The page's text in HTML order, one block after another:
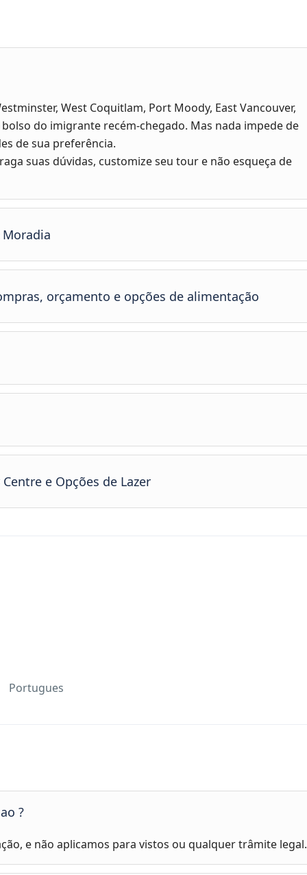
West Coquitlam, Port Moody, East Vancouver,
do imigrante recém-chegado. Mas nada impede de
de sua preferência.
raga suas dúvidas, customize seu tour e não esqueça de
Moradia
orçamento e opções de alimentação
e Opções de Lazer
Portugues
?
e não aplicamos para vistos ou qualquer trâmite legal.